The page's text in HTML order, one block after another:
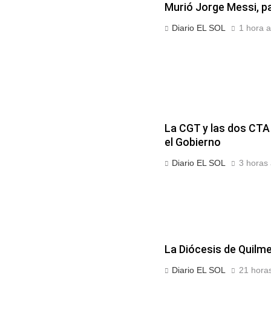
Murió Jorge Messi,
Diario EL SOL 1 hora
La CGT y las dos
el Gobierno
Diario EL SOL 3 horas
La Diócesis de
Diario EL SOL 21